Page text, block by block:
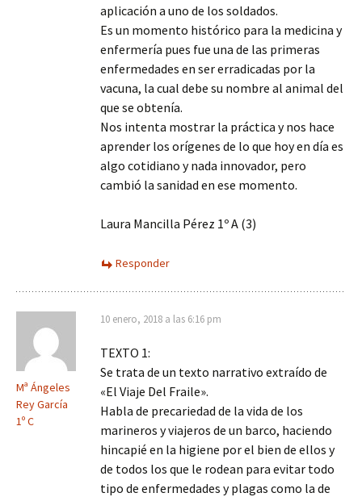
aplicación a uno de los soldados.
Es un momento histórico para la medicina y
enfermería pues fue una de las primeras
enfermedades en ser erradicadas por la
vacuna, la cual debe su nombre al animal del
que se obtenía.
Nos intenta mostrar la práctica y nos hace
aprender los orígenes de lo que hoy en día es
algo cotidiano y nada innovador, pero
cambió la sanidad en ese momento.
Laura Mancilla Pérez 1º A (3)
Responder
Mª Ángeles
Rey García
1º C
10 enero, 2018 a las 6:16 pm
TEXTO 1:
Se trata de un texto narrativo extraído de
«El Viaje Del Fraile».
Habla de precariedad de la vida de los
marineros y viajeros de un barco, haciendo
hincapié en la higiene por el bien de ellos y
de todos los que le rodean para evitar todo
tipo de enfermedades y plagas como la de